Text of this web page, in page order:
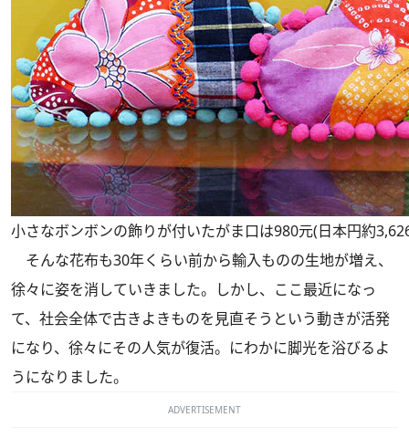
小さなボンボンの飾りが付いたがま口は980元(日本円約
そんな花布も30年くらい前から輸入ものの生地が増え、
徐々に姿を消していきました。しかし、ここ最近になっ
て、社会全体で古きよきものを見直そうという動きが活発
になり、徐々にその人気が復活。にわかに脚光を浴びるよ
うになりました。
ADVERTISEMENT